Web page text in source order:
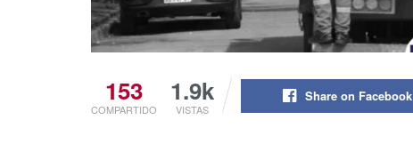
153
COMPARTIDO
1.9k
VISTAS
Share on Facebook